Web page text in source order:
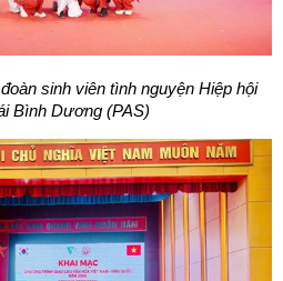
sinh viên tình nguyện Hiệp hội
Bình Dương (PAS)